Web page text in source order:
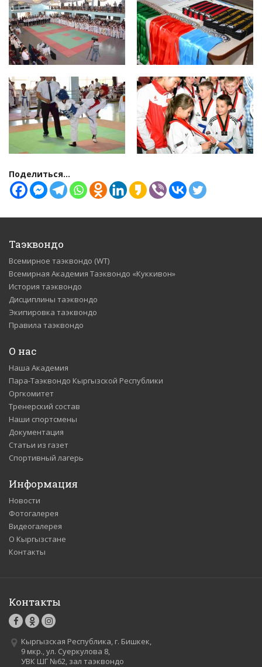
Поделиться...
Таэквондо
Всемирное таэквондо (WT)
Всемирная Академия Таэквондо «Куккивон»
История таэквондо
Дисциплины таэквондо
Экипировка таэквондо
Правила таэквондо
О нас
Наша Академия
Пара-Таэквондо Кыргызской Республики
Оргкомитет
Тренерский состав
Наши спортсмены
Документация
Статьи из газет
Спортивный лагерь
Информация
Новости
Фотогалерея
Видеогалерея
О Кыргызстане
Контакты
Контакты
Кыргызская Республика, г. Бишкек,
9 мкр., ул. Суеркулова 8,
УВК ШГ №62, зал таэквондо